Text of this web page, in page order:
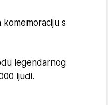
komemoraciju s
legendarnog
ljudi.